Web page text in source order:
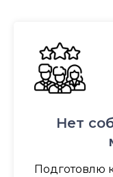
Нет
Подготовлю